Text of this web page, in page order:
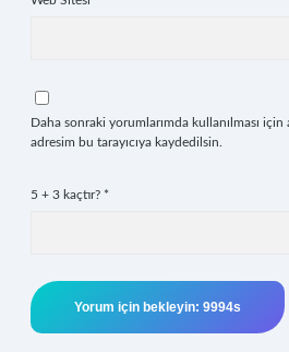
Daha sonraki yorumlarımda kullanılması için
adresim bu tarayıcıya kaydedilsin.
5 + 3 kaçtır? *